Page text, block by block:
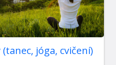
jóga, cvičení)